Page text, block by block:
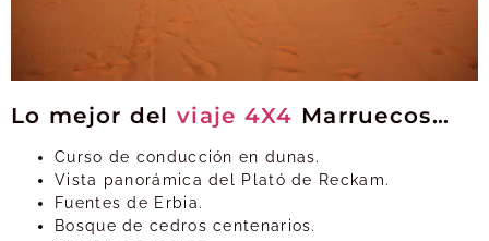
Lo mejor del viaje 4X4 Marruecos…
Curso de conducción en dunas.
Vista panorámica del Plató de Reckam.
Fuentes de Erbia.
Bosque de cedros centenarios.